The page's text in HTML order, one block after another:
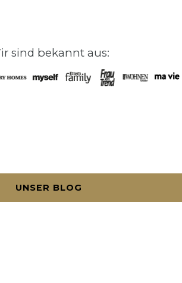
sind bekannt aus:
UNSER BLOG